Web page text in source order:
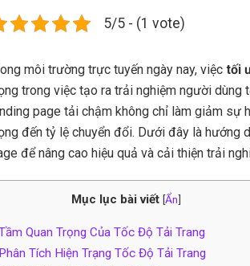
5/5 - (1 vote)
môi trường trực tuyến ngày nay, việc tối
trong việc tạo ra trải nghiệm người
page tải chậm không chỉ làm giảm sự
đến tỷ lệ chuyển đổi. Dưới đây là hướng
để nâng cao hiệu quả và cải thiện trải
Mục lục bài viết [Ẩn]
Quan Trọng Của Tốc Độ Tải Trang
Phân Tích Hiện Trạng Tốc Độ Tải Trang